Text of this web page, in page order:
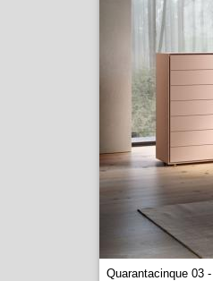
Quarantacinque 03 -